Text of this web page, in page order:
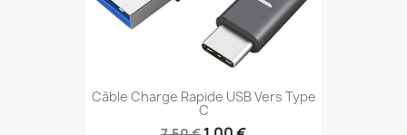
Câble Charge Rapide USB Vers Type
C